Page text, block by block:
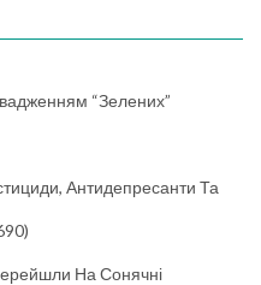
“зелених”
Антидепресанти Та
На Сонячні